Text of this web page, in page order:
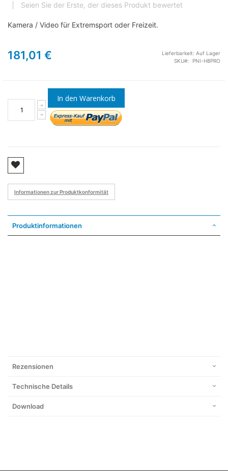
Seien Sie der Erste, der dieses Produkt bewertet
Kamera / Video für Extremsport oder Freizeit.
181,01 € Lieferbarkeit: Auf Lager
SKU
PNI-H8PRO
In den Warenkorb
Informationen zur Produktkonformität
Produktinformationen
Rezensionen
Technische Details
Download